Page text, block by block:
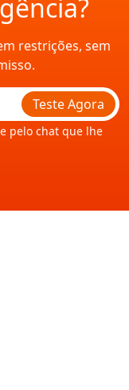
restrições, sem
Teste Agora
pelo chat que lhe